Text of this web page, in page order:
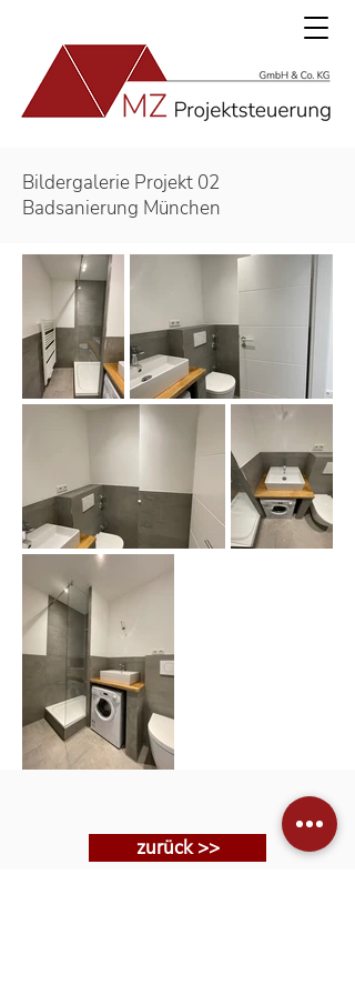
Bildergalerie Projekt 02
Badsanierung München
zurück >>